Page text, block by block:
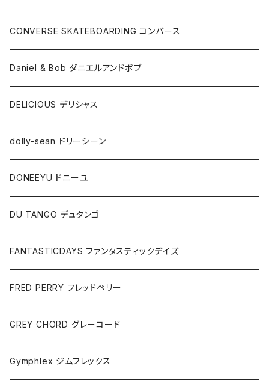
CONVERSE SKATEBOARDING コンバース
Daniel & Bob ダニエルアンドボブ
DELICIOUS デリシャス
dolly-sean ドリーシーン
DONEEYU ドニーユ
DU TANGO デュタンゴ
FANTASTICDAYS ファンタスティックデイズ
FRED PERRY フレッドペリー
GREY CHORD グレーコード
Gymphlex ジムフレックス